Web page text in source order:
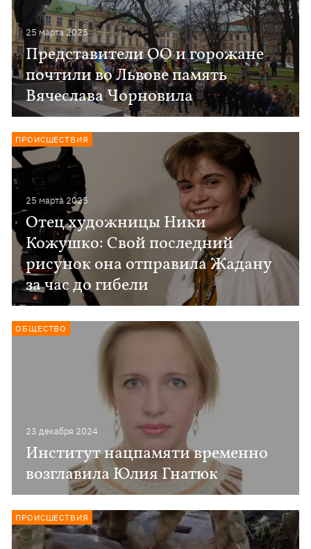
25 марта 2025
Представители ОО и горожане
почтили во Львове память
Вячеслава Чорновила
25 марта 2025
Отец художницы Ники
Кожушко: Свой последний
рисунок она отправила Жадану
за час до гибели
ПРОИСШЕСТВИЯ
23 декабря 2024
Институт нацпамяти временно
возглавила Юлия Гнатюк
ОБЩЕСТВО
ПРОИСШЕСТВИЯ